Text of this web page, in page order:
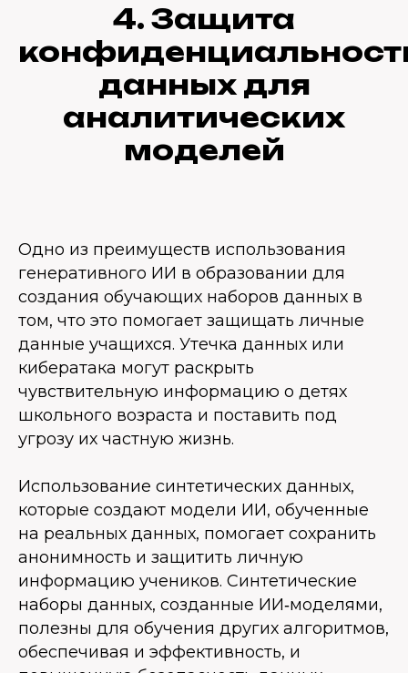
4. Защита
данных для
аналитических
моделей
Одно из преимуществ использования
генеративного ИИ в образовании для
создания обучающих наборов данных в
том, что это помогает защищать личные
данные учащихся. Утечка данных или
кибератака могут раскрыть
чувствительную информацию о детях
школьного возраста и поставить под
угрозу их частную жизнь.
Использование синтетических данных,
которые создают модели ИИ, обученные
на реальных данных, помогает сохранить
анонимность и защитить личную
информацию учеников. Синтетические
наборы данных, созданные ИИ‑моделями,
полезны для обучения других алгоритмов,
обеспечивая и эффективность, и